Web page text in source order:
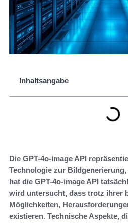
Inhaltsangabe
Die GPT-4o-image API
Technologie zur
hat die GPT-4o-image API
wird untersucht, dass trotz ihrer
Möglichkeiten,
existieren. Technische Aspekte,